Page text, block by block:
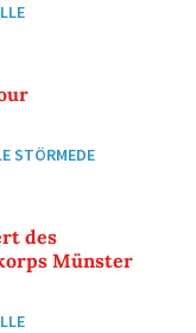
STÖRMEDE
des
Münster